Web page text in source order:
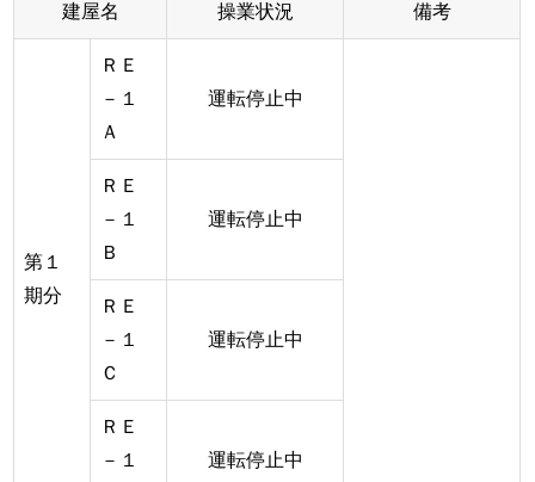
建屋名 操業状況 備考
第１
期分
ＲＥ
－１
Ａ
運転停止中
ＲＥ
－１
Ｂ
運転停止中
ＲＥ
－１
Ｃ
運転停止中
ＲＥ
－１
運転停止中